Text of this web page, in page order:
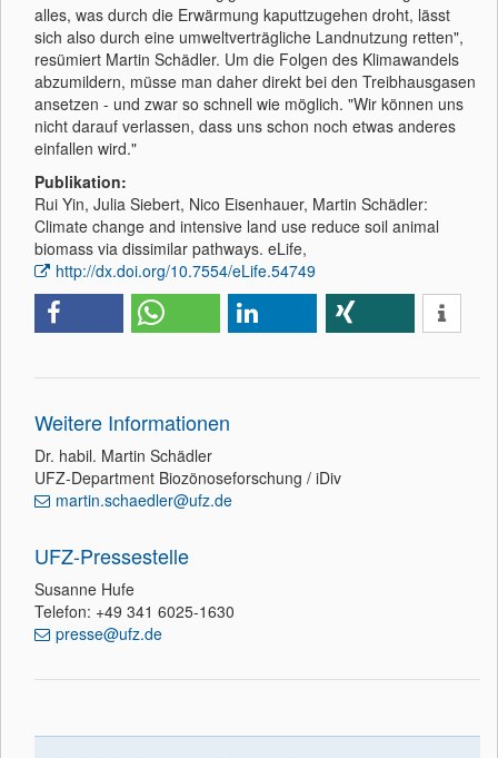
alles, was durch die Erwärmung kaputtzugehen droht, lässt
sich also durch eine umweltverträgliche Landnutzung retten",
resümiert Martin Schädler. Um die Folgen des Klimawandels
abzumildern, müsse man daher direkt bei den Treibhausgasen
ansetzen - und zwar so schnell wie möglich. "Wir können uns
nicht darauf verlassen, dass uns schon noch etwas anderes
einfallen wird."
Publikation:
Rui Yin, Julia Siebert, Nico Eisenhauer, Martin Schädler:
Climate change and intensive land use reduce soil animal
biomass via dissimilar pathways. eLife,
http://dx.doi.org/10.7554/eLife.54749
Weitere Informationen
Dr. habil. Martin Schädler
UFZ-Department Biozönoseforschung / iDiv
martin.schaedler@ufz.de
UFZ-Pressestelle
Susanne Hufe
Telefon: +49 341 6025-1630
presse@ufz.de